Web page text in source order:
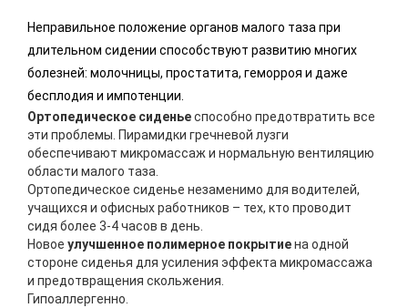
Неправильное положение органов малого таза при
длительном сидении способствуют развитию многих
болезней: молочницы, простатита, геморроя и даже
бесплодия и импотенции.
Ортопедическое сиденьеспособно предотвратить все
эти проблемы. Пирамидки гречневой лузги
обеспечивают микромассаж и нормальную вентиляцию
области малого таза.
Ортопедическое сиденье незаменимо для водителей,
учащихся и офисных работников – тех, кто проводит
сидя более 3-4 часов в день.
Новое улучшенное полимерное покрытиена одной
стороне сиденья для усиления эффекта микромассажа
и предотвращения скольжения.
Гипоаллергенно.